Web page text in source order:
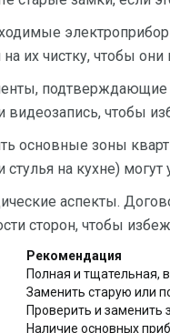
их чистку, чтобы
видеозапись, чтобы
основные зоны
стулья на кухне)
аспекты.
сторон, чтобы
Рекомендация
Полная и тщательная,
Заменить старую или
Проверить и заменить
Наличие основных